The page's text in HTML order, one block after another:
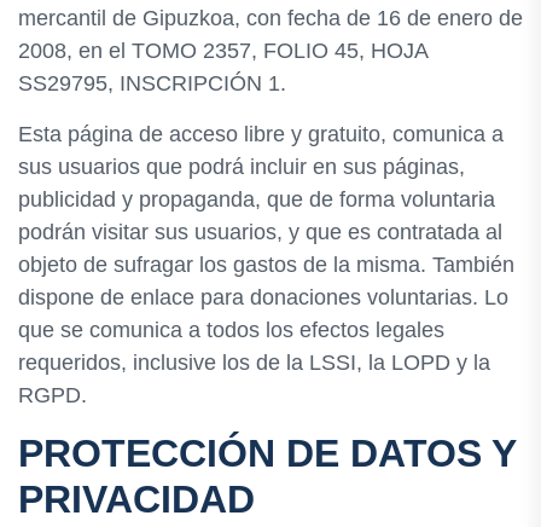
mercantil de Gipuzkoa, con fecha de 16 de enero de
2008, en el TOMO 2357, FOLIO 45, HOJA
SS29795, INSCRIPCIÓN 1.
Esta página de acceso libre y gratuito, comunica a
sus usuarios que podrá incluir en sus páginas,
publicidad y propaganda, que de forma voluntaria
podrán visitar sus usuarios, y que es contratada al
objeto de sufragar los gastos de la misma. También
dispone de enlace para donaciones voluntarias. Lo
que se comunica a todos los efectos legales
requeridos, inclusive los de la LSSI, la LOPD y la
RGPD.
PROTECCIÓN DE DATOS Y
PRIVACIDAD